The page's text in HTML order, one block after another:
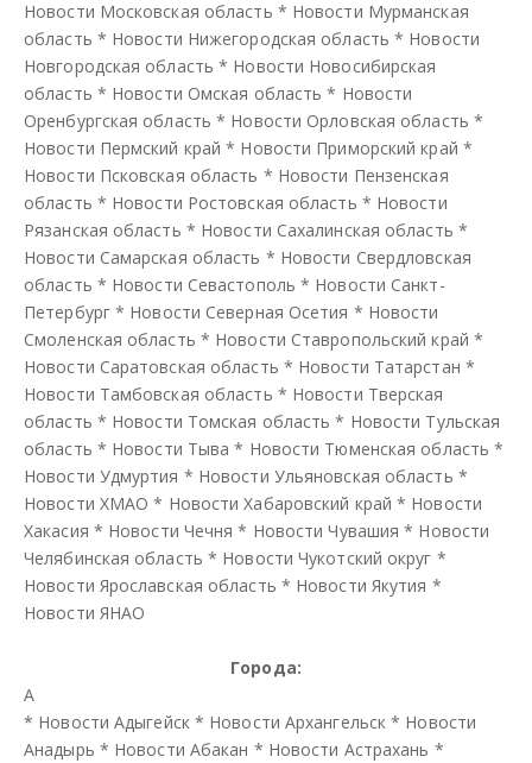
Новости Московская область * Новости Мурманская
область * Новости Нижегородская область * Новости
Новгородская область * Новости Новосибирская
область * Новости Омская область * Новости
Оренбургская область * Новости Орловская область *
Новости Пермский край * Новости Приморский край *
Новости Псковская область * Новости Пензенская
область * Новости Ростовская область * Новости
Рязанская область * Новости Сахалинская область *
Новости Самарская область * Новости Свердловская
область * Новости Севастополь * Новости Санкт-
Петербург* Новости Северная Осетия * Новости
Смоленская область * Новости Ставропольский край *
Новости Саратовская область * Новости Татарстан *
Новости Тамбовская область * Новости Тверская
область * Новости Томская область * Новости Тульская
область * Новости Тыва * Новости Тюменская область *
Новости Удмуртия * Новости Ульяновская область *
Новости ХМАО * Новости Хабаровский край * Новости
Хакасия * Новости Чечня * Новости Чувашия * Новости
Челябинская область * Новости Чукотский округ *
Новости Ярославская область * Новости Якутия *
Новости ЯНАО
Города:
А
* Новости Адыгейск * Новости Архангельск * Новости
Анадырь * Новости Абакан * Новости Астрахань *